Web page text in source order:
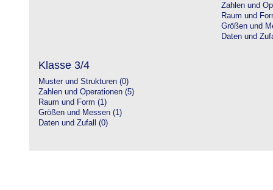
Zahlen und
Raum und
Größen und
Daten und
Klasse 3/4
Muster und Strukturen (0)
Zahlen und Operationen (5)
Raum und Form (1)
Größen und Messen (1)
Daten und Zufall (0)